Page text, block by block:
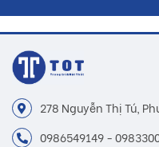
278 Nguyễn Thị Tú,
0986549149 -